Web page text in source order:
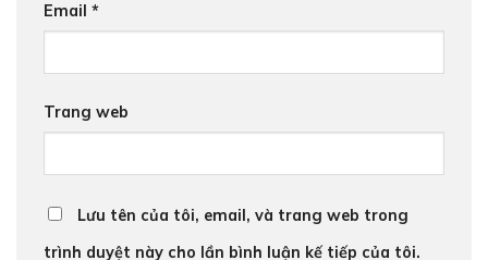
Email *
Trang web
Lưu tên của tôi, email, và trang web trong
trình duyệt này cho lần bình luận kế tiếp của tôi.